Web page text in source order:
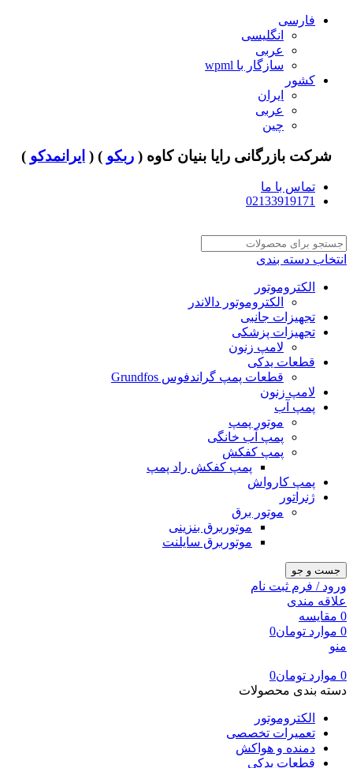
فارسی
انگلیسی
عربی
سازگار با wpml
کشور
ایران
عربی
چین
شرکت بازرگانی رایا بنیان کاوه ( ربکو ) ( ایرانمدکو )
تماس با ما
02133919171
انتخاب دسته بندی
الکتروموتور
الکتروموتور دالاندر
تجهیزات جانبی
تجهیزات پزشکی
لامپ زنون
قطعات یدکی
قطعات پمپ گراندفوس Grundfos
لامپ زنون
پمپ آب
موتور پمپ
پمپ آب خانگی
پمپ کفکش
پمپ کفکش راد پمپ
پمپ کارواش
ژنراتور
موتور برق
موتوربرق بنزینی
موتوربرق سایلنت
جست و جو
ورود / فرم ثبت نام
علاقه مندی
0 مقایسه
0 موارد تومان0
منو
0 موارد تومان0
دسته بندی محصولات
الکتروموتور
تعمیرات تخصصی
دمنده و هواکش
قطعات یدکی